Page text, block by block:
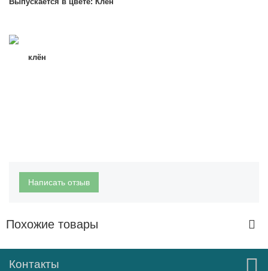
клён
Написать отзыв
Похожие товары
Контакты